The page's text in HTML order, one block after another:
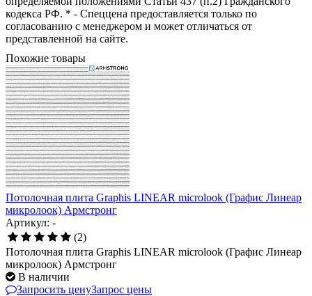
кодекса РФ. * - Спеццена предоставляется только по
согласованию с менеджером и может отличаться от
представленной на сайте.
Похожие товары
Потолочная плита Graphis LINEAR microlook (Графис Линеар
микролоок) Армстронг
Артикул: -
(2)
Потолочная плита Graphis LINEAR microlook (Графис Линеар
микролоок) Армстронг
В наличии
Запросить ценуЗапрос цены